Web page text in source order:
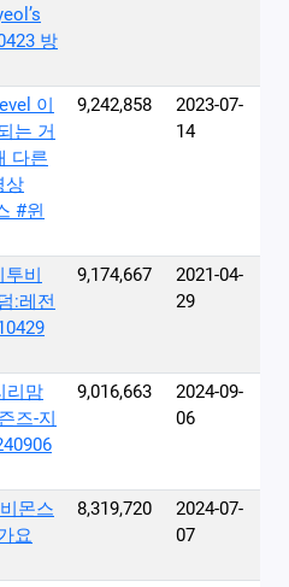
방
이
는 거
다른
상
#윈
9,242,858
2023-07-
14
비
:레전
9,174,667
2021-04-
29
리맘
즈-지
9,016,663
2024-09-
06
몬스
요
8,319,720
2024-07-
07